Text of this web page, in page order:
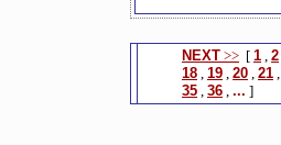
NEXT >> [ 1 , 2
18 , 19 , 20 , 21 ,
35 , 36 , ... ]